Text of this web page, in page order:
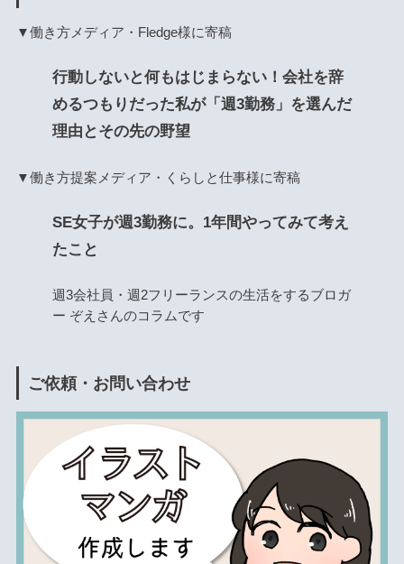
▼働き方メディア・Fledge様に寄稿
行動しないと何もはじまらない！会社を辞
めるつもりだった私が「週3勤務」を選んだ
理由とその先の野望
▼働き方提案メディア・くらしと仕事様に寄稿
SE女子が週3勤務に。1年間やってみて考え
たこと
週3会社員・週2フリーランスの生活をするブロガ
ー ぞえさんのコラムです
ご依頼・お問い合わせ